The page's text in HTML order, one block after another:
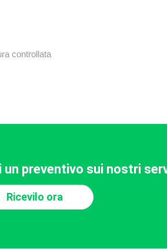
controllata
un preventivo sui nostri
Ricevilo ora